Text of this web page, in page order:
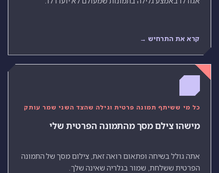
קרא את התרחיש →
כל מי ששיתף תמונה פרטית וגילה שהצד השני שמר עותק
מישהו צילם מסך מהתמונה הפרטית שלי
אתה גולל בשיחה ופתאום רואה זאת, צילום מסך של התמונה
הפרטית ששלחת, שמור בגלריה שאינה שלך.